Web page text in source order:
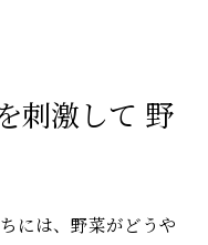
刺激して 野
には、野菜がどうや